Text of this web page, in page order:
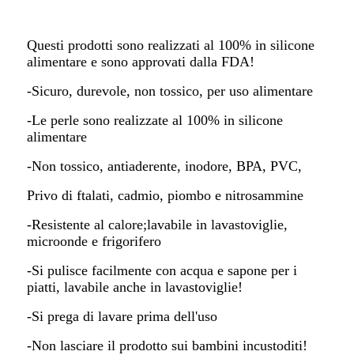
Questi prodotti sono realizzati al 100% in silicone
alimentare e sono approvati dalla FDA!
-Sicuro, durevole, non tossico, per uso alimentare
-Le perle sono realizzate al 100% in silicone
alimentare
-Non tossico, antiaderente, inodore, BPA, PVC,
Privo di ftalati, cadmio, piombo e nitrosammine
-Resistente al calore;lavabile in lavastoviglie,
microonde e frigorifero
-Si pulisce facilmente con acqua e sapone per i
piatti, lavabile anche in lavastoviglie!
-Si prega di lavare prima dell'uso
-Non lasciare il prodotto sui bambini incustoditi!